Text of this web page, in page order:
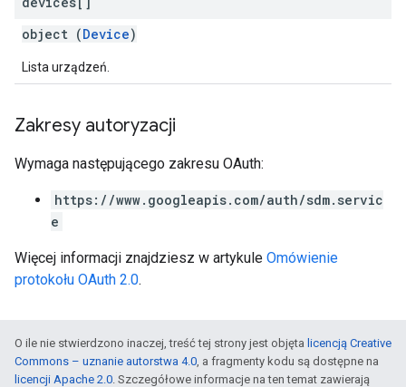
object (Device)
Lista urządzeń.
Zakresy autoryzacji
Wymaga następującego zakresu OAuth:
https://www.googleapis.com/auth/sdm.servic
e
Więcej informacji znajdziesz w artykule Omówienie
protokołu OAuth 2.0.
O ile nie stwierdzono inaczej, treść tej strony jest objęta licencją Creative
Commons – uznanie autorstwa 4.0, a fragmenty kodu są dostępne na
licencji Apache 2.0. Szczegółowe informacje na ten temat zawierają